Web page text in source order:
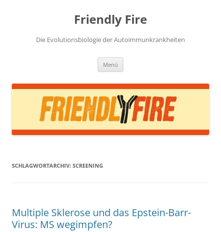
Friendly Fire
Die Evolutionsbiologie der Autoimmunkrankheiten
Menü
SCHLAGWORTARCHIV: SCREENING
Multiple Sklerose und das Epstein-Barr-
Virus: MS wegimpfen?